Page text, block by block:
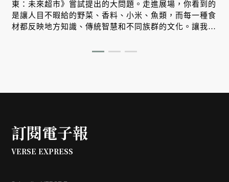
東：未來超市》嘗試提出的大問題。走進展場，你看到的
是讓人目不暇給的野菜、香料、小米、魚類，而每一種食
材都反映地方知識、傳統智慧和不同族群的文化。讓我們
訂閱電子報
VERSE EXPRESS